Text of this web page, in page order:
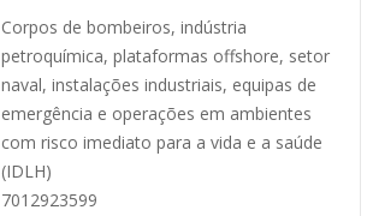
Corpos de bombeiros, indústria
petroquímica, plataformas offshore, setor
naval, instalações industriais, equipas de
emergência e operações em ambientes
com risco imediato para a vida e a saúde
(IDLH)
7012923599